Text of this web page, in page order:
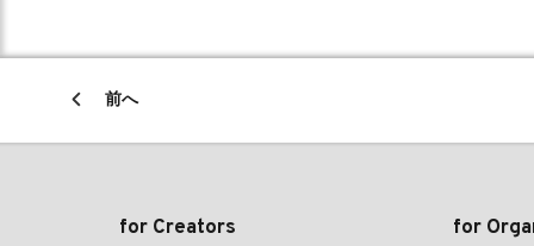
前へ
for Creators for